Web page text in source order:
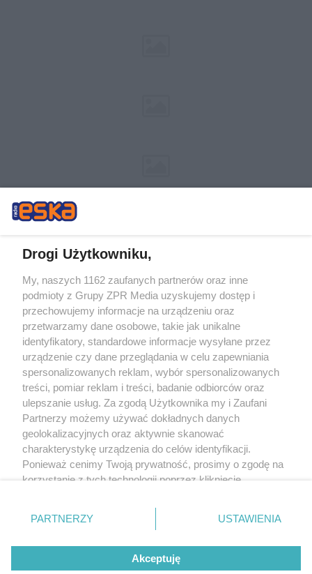
Żaden utwór zamieszczony w serwisie nie może być powielany i
rozpowszechniany lub dalej rozpowszechniany w jakikolwiek sposób (w
tym także elektroniczny lub mechaniczny) na jakimkolwiek polu
eksploatacji w jakiejkolwiek formie, włącznie z umieszczaniem w Internecie
bez pisemnej zgody właściciela praw. Jakiekolwiek użycie lub
wykorzystanie utworów w całości lub w części z naruszeniem prawa, tzn.
bez właściwej zgody, jest zabronione pod groźbą kary i może być ścigane
prawnie.
O nas
Drogi Użytkowniku,
My, naszych 1162 zaufanych partnerów oraz inne
podmioty z Grupy ZPR Media uzyskujemy dostęp i
przechowujemy informacje na urządzeniu oraz
przetwarzamy dane osobowe, takie jak unikalne
identyfikatory, standardowe informacje wysyłane przez
urządzenie czy dane przeglądania w celu zapewniania
spersonalizowanych reklam, wybór spersonalizowanych
treści, pomiar reklam i treści, badanie odbiorców oraz
ulepszanie usług. Za zgodą Użytkownika my i Zaufani
Partnerzy możemy używać dokładnych danych
geolokalizacyjnych oraz aktywnie skanować
charakterystykę urządzenia do celów identyfikacji.
Ponieważ cenimy Twoją prywatność, prosimy o zgodę na
korzystanie z tych technologii poprzez kliknięcie
zmienić/wycofać klikając przycisk ustawień prywatności
znajdujący się w lewym dolnym rogu strony
rodzaje przetwarzania danych nie wymagają zgody
użytkownika, ale masz prawo sprzeciwić się takiemu
PARTNERZY USTAWIENIA
Akceptuję